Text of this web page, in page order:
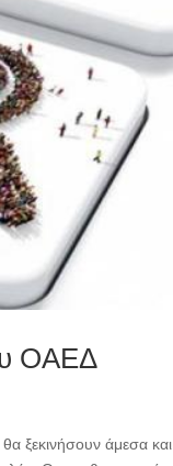
ΟΑΕΔ
ξεκινήσουν άμεσα και